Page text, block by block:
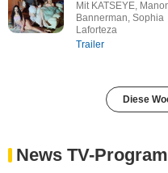
Mit KATSEYE,
Bannerman, Sophia
Laforteza
Trailer
Diese
News TV-